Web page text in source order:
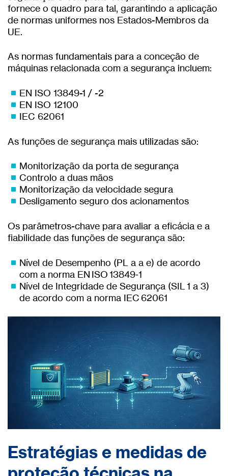
fornece o quadro para tal, garantindo a aplicação
de normas uniformes nos Estados-Membros da
UE.
As normas fundamentais para a conceção de
máquinas relacionada com a segurança incluem:
EN ISO 13849-1 / -2
EN ISO 12100
IEC 62061
As funções de segurança mais utilizadas são:
Monitorização da porta de segurança
Controlo a duas mãos
Monitorização da velocidade segura
Desligamento seguro dos acionamentos
Os parâmetros-chave para avaliar a eficácia e a
fiabilidade das funções de segurança são:
Nível de Desempenho (PL a a e) de acordo
com a norma EN ISO 13849‑1
Nível de Integridade de Segurança (SIL 1 a 3)
de acordo com a norma IEC 62061
Estratégias e medidas de